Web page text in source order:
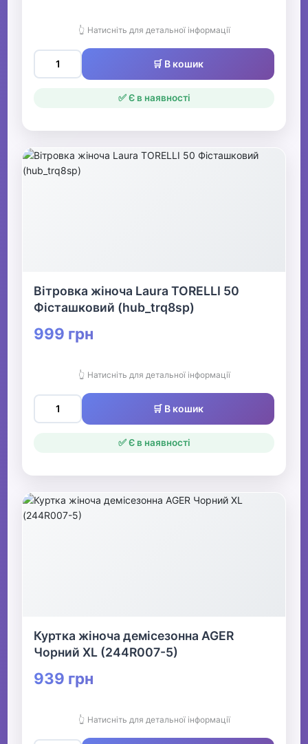
👆 Натисніть для детальної інформації
🛒 В кошик
✅ Є в наявності
Вітровка жіноча Laura TORELLI 50
Фісташковий (hub_trq8sp)
999 грн
👆 Натисніть для детальної інформації
🛒 В кошик
✅ Є в наявності
Куртка жіноча демісезонна AGER
Чорний XL (244R007-5)
939 грн
👆 Натисніть для детальної інформації